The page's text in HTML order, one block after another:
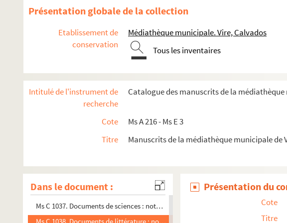
Présentation globale de la collection
Etablissement de
conservation
Médiathèque municipale. Vire, Calvados
Tous les inventaires
Intitulé de l'instrument de
recherche
Catalogue des manuscrits de la
Cote
Ms A 216 - Ms E 3
Titre
Manuscrits de la médiathèque municipale de
Dans le document :
Ms C 1024. Dossier de brouillons des dossiers Ms C 1022 et 1023
Ms C 1026. Etudes diverses, sujets philosophiques
Ms C 1027. Dossier concernant la bibliothèque : états de service, diplômes,
Ms C 1029. Généalogie de la famille Roger de Campagnolle
Ms C 1030. Dossier comportant les adresses personnelles de Monsieur Lesage et
Ms C 1033. Documents d'anglais : notes, journaux...
Ms C 1035. Cours de géographie : classe de 6e (la Terre) et classe de 5e (le Monde)
Ms C 1036. Documents de géographie : notes, coupures de journaux...
Ms C 1037. Documents de sciences : notes, coupures de journaux...
Présentation du
Cote
Titre